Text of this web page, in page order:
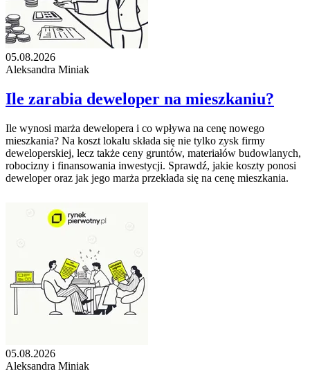
05.08.2026
Aleksandra Miniak
Ile zarabia deweloper na mieszkaniu?
Ile wynosi marża dewelopera i co wpływa na cenę nowego
mieszkania? Na koszt lokalu składa się nie tylko zysk firmy
deweloperskiej, lecz także ceny gruntów, materiałów budowlanych,
robocizny i finansowania inwestycji. Sprawdź, jakie koszty ponosi
deweloper oraz jak jego marża przekłada się na cenę mieszkania.
05.08.2026
Aleksandra Miniak